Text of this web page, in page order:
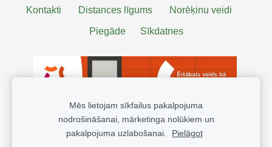
Kontakti Distances līgums Norēķinu veidi
Piegāde Sīkdatnes
Mēs lietojam sīkfailus pakalpojuma
nodrošināšanai, mārketinga nolūkiem un
pakalpojuma uzlabošanai.
Pielāgot